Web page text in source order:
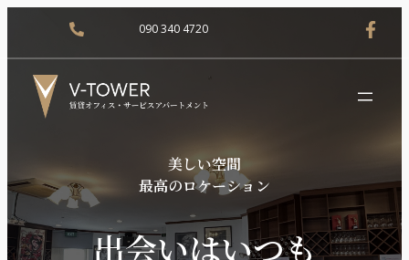
090 340 4720
美しい空間
最高のロケーション
出会いはいつも